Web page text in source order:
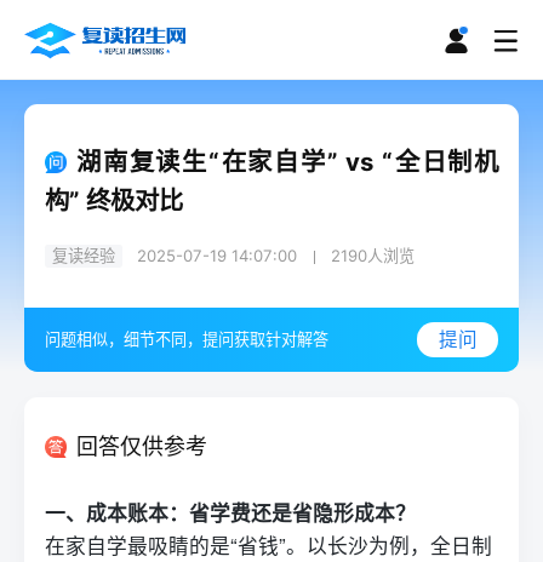
湖南复读生“在家自学” vs “全日制机
构” 终极对比
复读经验 2025-07-19 14:07:00 2190人浏览
问题相似，细节不同，提问获取针对解答 提问
回答仅供参考
一、成本账本：省学费还是省隐形成本？
在家自学最吸睛的是“省钱”。以长沙为例，全日制